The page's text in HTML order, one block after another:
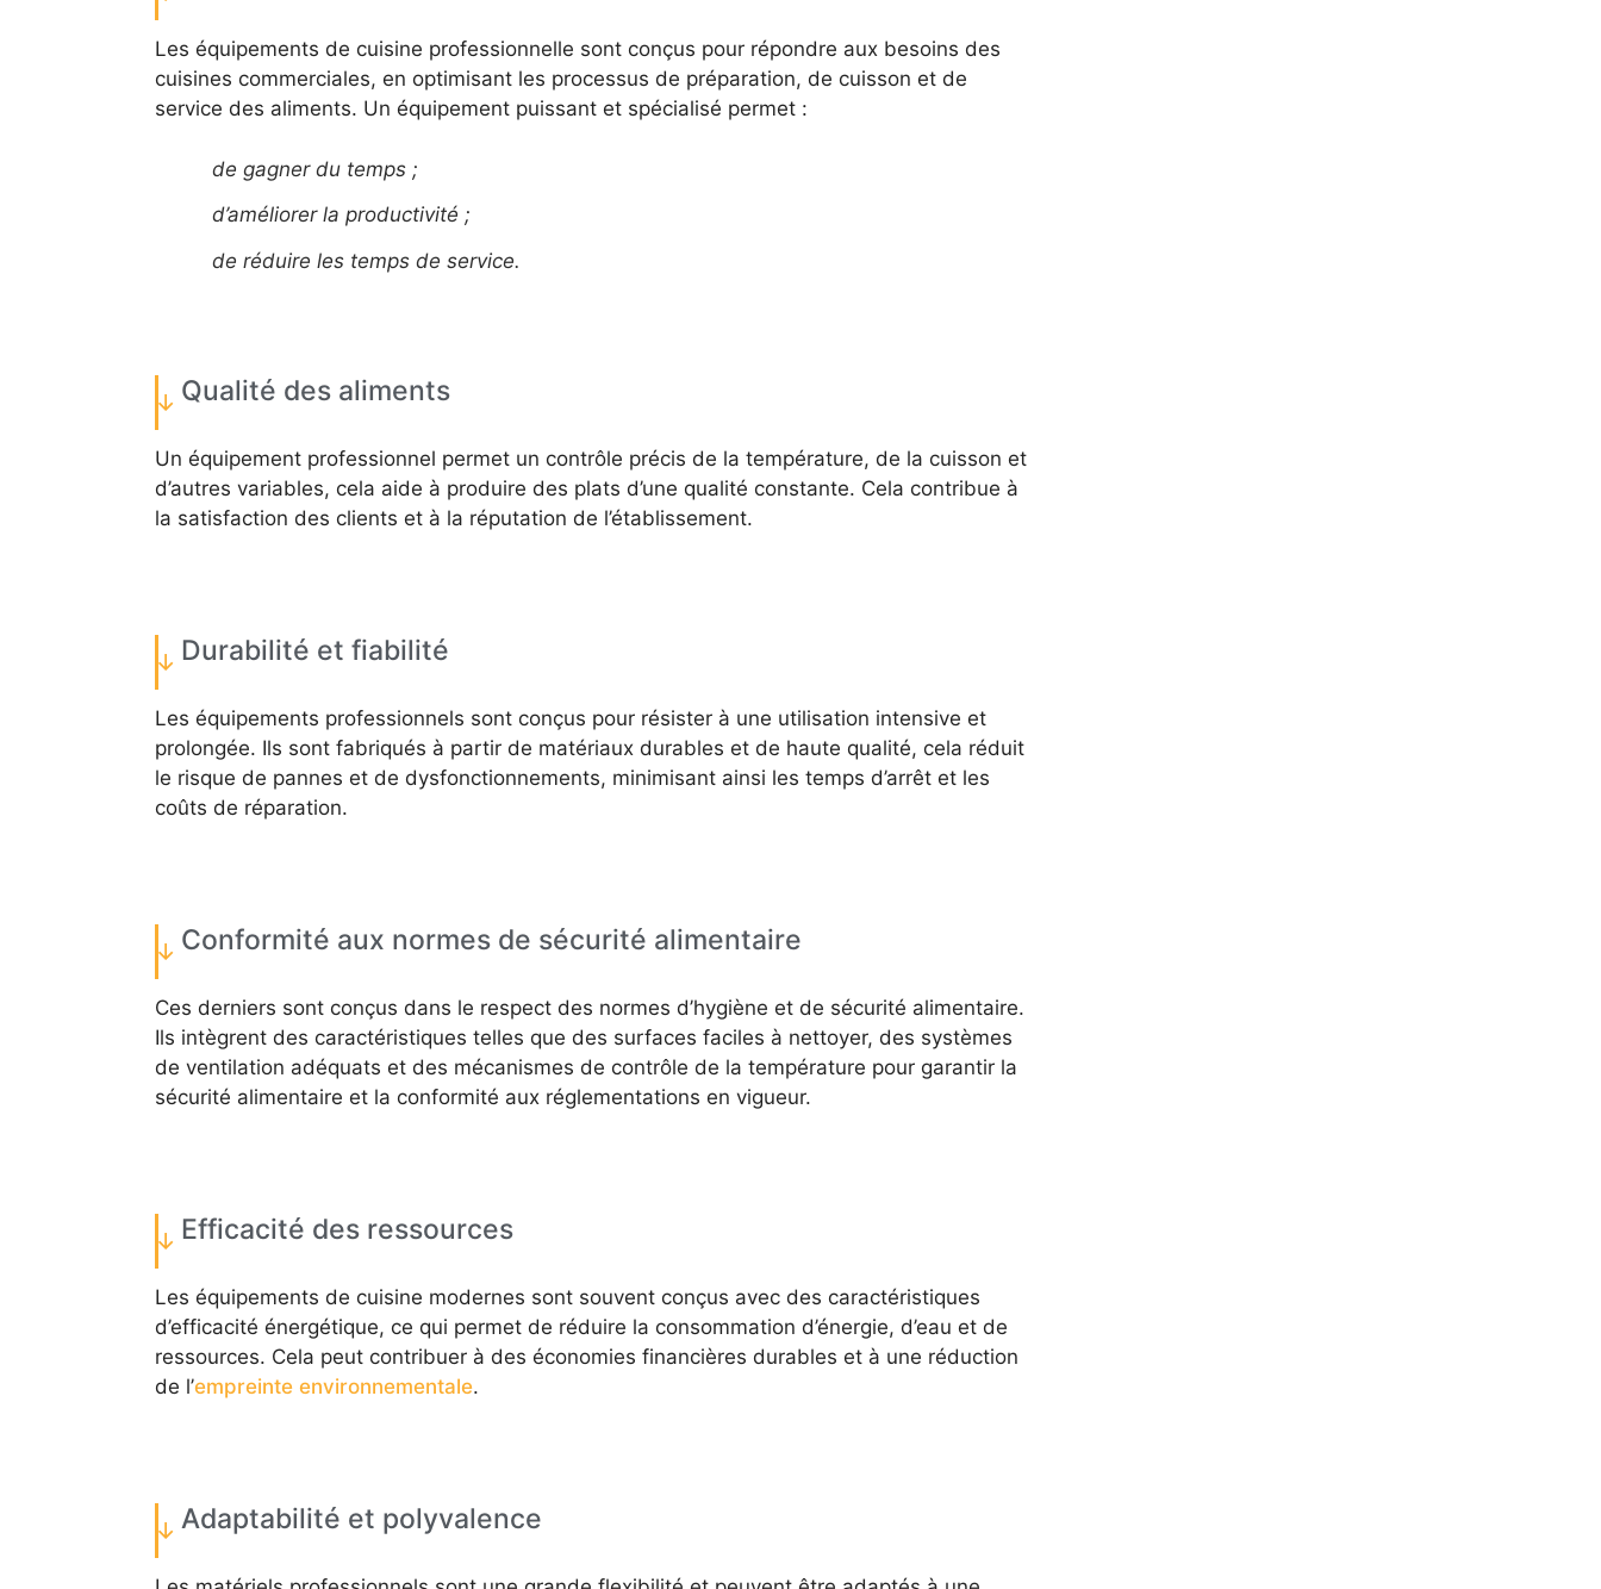
Les équipements de cuisine professionnelle sont conçus pour répondre aux besoins des
cuisines commerciales, en optimisant les processus de préparation, de cuisson et de
service des aliments. Un équipement puissant et spécialisé permet :
de gagner du temps ;
d’améliorer la productivité ;
de réduire les temps de service.
Qualité des aliments
Un équipement professionnel permet un contrôle précis de la température, de la cuisson et
d’autres variables, cela aide à produire des plats d’une qualité constante. Cela contribue à
la satisfaction des clients et à la réputation de l’établissement.
Durabilité et fiabilité
Les équipements professionnels sont conçus pour résister à une utilisation intensive et
prolongée. Ils sont fabriqués à partir de matériaux durables et de haute qualité, cela réduit
le risque de pannes et de dysfonctionnements, minimisant ainsi les temps d’arrêt et les
coûts de réparation.
Conformité aux normes de sécurité alimentaire
Ces derniers sont conçus dans le respect des normes d’hygiène et de sécurité alimentaire.
Ils intègrent des caractéristiques telles que des surfaces faciles à nettoyer, des systèmes
de ventilation adéquats et des mécanismes de contrôle de la température pour garantir la
sécurité alimentaire et la conformité aux réglementations en vigueur.
Efficacité des ressources
Les équipements de cuisine modernes sont souvent conçus avec des caractéristiques
d’efficacité énergétique, ce qui permet de réduire la consommation d’énergie, d’eau et de
ressources. Cela peut contribuer à des économies financières durables et à une réduction
de l’empreinte environnementale.
Adaptabilité et polyvalence